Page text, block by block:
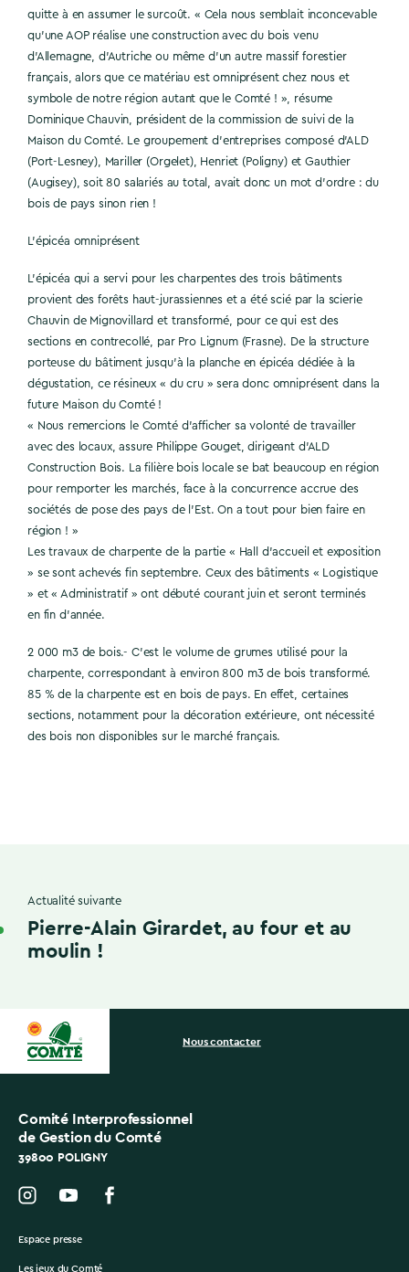
quitte à en assumer le surcoût. « Cela nous semblait inconcevable
qu’une AOP réalise une construction avec du bois venu
d’Allemagne, d’Autriche ou même d’un autre massif forestier
français, alors que ce matériau est omniprésent chez nous et
symbole de notre région autant que le Comté ! », résume
Dominique Chauvin, président de la commission de suivi de la
Maison du Comté. Le groupement d’entreprises composé d’ALD
(Port-Lesney), Mariller (Orgelet), Henriet (Poligny) et Gauthier
(Augisey), soit 80 salariés au total, avait donc un mot d’ordre : du
bois de pays sinon rien !
L’épicéa omniprésent
L’épicéa qui a servi pour les charpentes des trois bâtiments
provient des forêts haut-jurassiennes et a été scié par la scierie
Chauvin de Mignovillard et transformé, pour ce qui est des
sections en contrecollé, par Pro Lignum (Frasne). De la structure
porteuse du bâtiment jusqu’à la planche en épicéa dédiée à la
dégustation, ce résineux « du cru » sera donc omniprésent dans la
future Maison du Comté !
« Nous remercions le Comté d’afficher sa volonté de travailler
avec des locaux, assure Philippe Gouget, dirigeant d’ALD
Construction Bois. La filière bois locale se bat beaucoup en région
pour remporter les marchés, face à la concurrence accrue des
sociétés de pose des pays de l’Est. On a tout pour bien faire en
région ! »
Les travaux de charpente de la partie « Hall d’accueil et exposition
» se sont achevés fin septembre. Ceux des bâtiments « Logistique
» et « Administratif » ont débuté courant juin et seront terminés
en fin d’année.
2 000 m3 de bois.- C’est le volume de grumes utilisé pour la
charpente, correspondant à environ 800 m3 de bois transformé.
85 % de la charpente est en bois de pays. En effet, certaines
sections, notamment pour la décoration extérieure, ont nécessité
des bois non disponibles sur le marché français.
Actualité suivante
Pierre-Alain Girardet, au four et au
moulin !
Comité Interprofessionnel
de Gestion du Comté
39800 POLIGNY
Nous contacter
Espace presse
Les jeux du Comté